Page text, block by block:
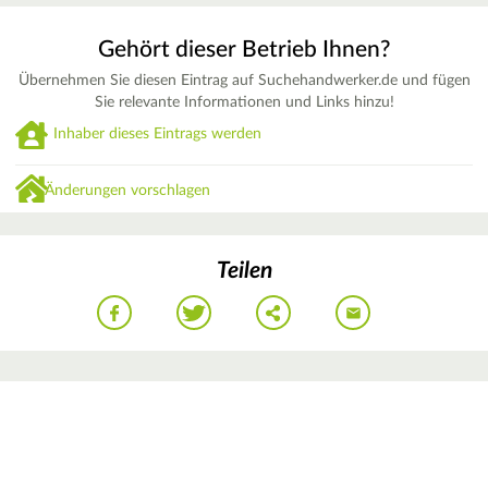
Gehört dieser Betrieb Ihnen?
Übernehmen Sie diesen Eintrag auf Suchehandwerker.de und fügen
Sie relevante Informationen und Links hinzu!
Inhaber dieses Eintrags werden
Änderungen vorschlagen
Teilen